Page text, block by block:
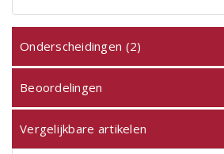
Onderscheidingen (2)
Beoordelingen
Vergelijkbare artikelen